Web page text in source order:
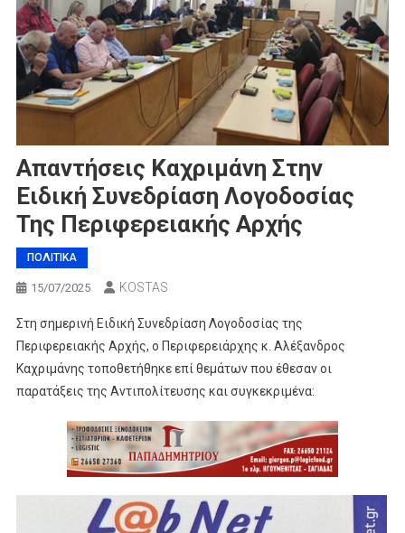
Απαντήσεις Καχριμάνη Στην
Ειδική Συνεδρίαση Λογοδοσίας
Της Περιφερειακής Αρχής
ΠΟΛΙΤΙΚΑ
15/07/2025 KOSTAS
Στη σημερινή Ειδική Συνεδρίαση Λογοδοσίας της
Περιφερειακής Αρχής, ο Περιφερειάρχης κ. Αλέξανδρος
Καχριμάνης τοποθετήθηκε επί θεμάτων που έθεσαν οι
παρατάξεις της Αντιπολίτευσης και συγκεκριμένα: